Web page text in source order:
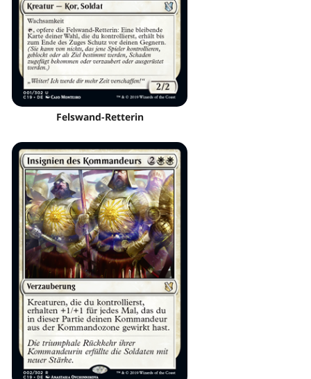
Felswand-Retterin